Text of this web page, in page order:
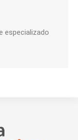
especializado